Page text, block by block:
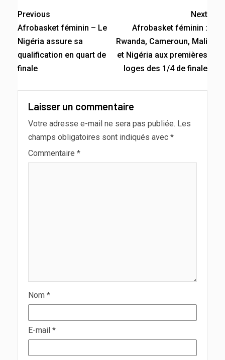
Previous
Afrobasket féminin – Le
Nigéria assure sa
qualification en quart de
finale
Next
Afrobasket féminin :
Rwanda, Cameroun, Mali
et Nigéria aux premières
loges des 1/4 de finale
Laisser un commentaire
Votre adresse e-mail ne sera pas publiée. Les
champs obligatoires sont indiqués avec *
Commentaire *
Nom *
E-mail *